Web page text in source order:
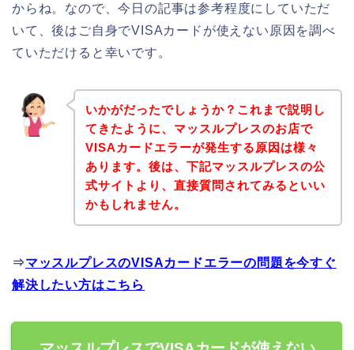
からね。なので、今日の記事は参考程度にしていただ
いて、後はご自身でVISAカードが使えない原因を調べ
ていただけると幸いです。
いかがだったでしょうか？これまで説明し
てきたように、マッスルプレスのお店で
VISAカードエラーが発生する原因は様々
あります。後は、下記マッスルプレスの公
式サイトより、直接質問されてみるといい
かもしれません。
⇒マッスルプレスのVISAカードエラーの問題を今すぐ
解決したい方はこちら